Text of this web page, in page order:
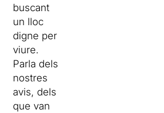
buscant
un lloc
digne per
viure.
Parla dels
nostres
avis, dels
que van